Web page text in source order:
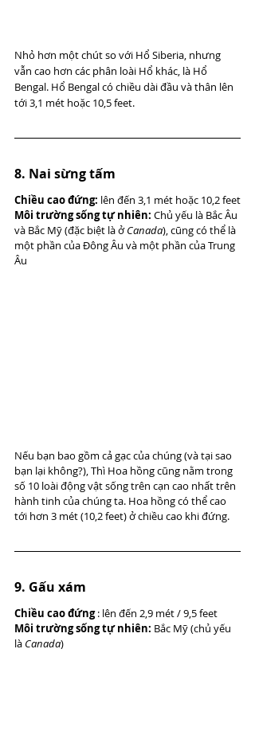
Nhỏ hơn một chút so với Hổ Siberia, nhưng
vẫn cao hơn các phân loài Hổ khác, là Hổ
Bengal. Hổ Bengal có chiều dài đầu và thân lên
tới 3,1 mét hoặc 10,5 feet.
8. Nai sừng tấm
Chiều cao đứng: lên đến 3,1 mét hoặc 10,2 feet
Môi trường sống tự nhiên: Chủ yếu là Bắc Âu
và Bắc Mỹ (đặc biệt là ở Canada), cũng có thể là
một phần của Đông Âu và một phần của Trung
Âu
Nếu bạn bao gồm cả gạc của chúng (và tại sao
bạn lại không?), Thì Hoa hồng cũng nằm trong
số 10 loài động vật sống trên cạn cao nhất trên
hành tinh của chúng ta. Hoa hồng có thể cao
tới hơn 3 mét (10,2 feet) ở chiều cao khi đứng.
9. Gấu xám
Chiều cao đứng : lên đến 2,9 mét / 9,5 feet
Môi trường sống tự nhiên: Bắc Mỹ (chủ yếu
là Canada)